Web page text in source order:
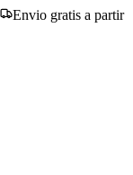
Envio gratis a partir